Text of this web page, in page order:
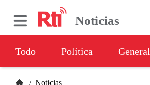
Noticias
Todo Política General
/ Noticias